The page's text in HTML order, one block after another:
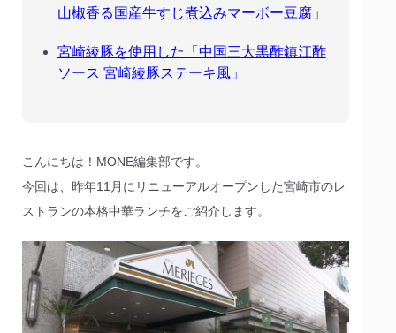
山椒香る国産牛すじ煮込みマーボー豆腐」
宮崎綾豚を使用した「中国三大黒酢鎮江酢
ソース 宮崎綾豚ステーキ風」
こんにちは！MONE編集部です。
今回は、昨年11月にリニューアルオープンした宮崎市のレ
ストランの本格中華ランチをご紹介します。